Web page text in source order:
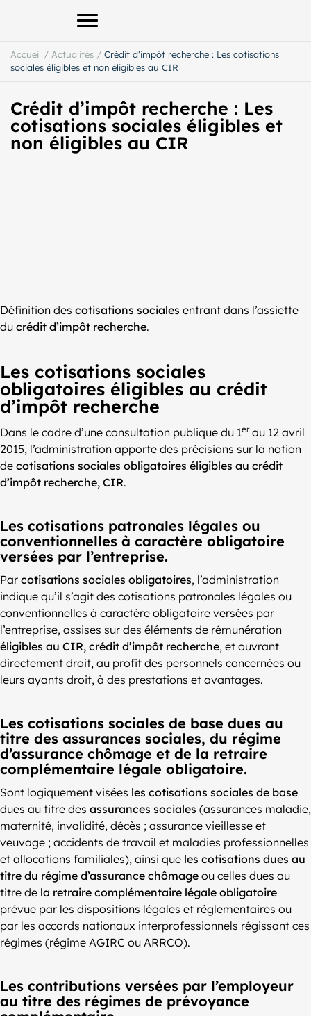
Afficher le menu principal
Accueil / Actualités / Crédit d’impôt recherche : Les cotisations
sociales éligibles et non éligibles au CIR
Crédit d’impôt recherche : Les
cotisations sociales éligibles et
non éligibles au CIR
Définition des cotisations sociales entrant dans l’assiette
du crédit d’impôt recherche.
Les cotisations sociales
obligatoires éligibles au crédit
d’impôt recherche
Dans le cadre d’une consultation publique du 1erau 12 avril
2015, l’administration apporte des précisions sur la notion
de cotisations sociales obligatoires éligibles au crédit
d’impôt recherche, CIR.
Les cotisations patronales légales ou
conventionnelles à caractère obligatoire
versées par l’entreprise.
Par cotisations sociales obligatoires, l’administration
indique qu’il s’agit des cotisations patronales légales ou
conventionnelles à caractère obligatoire versées par
l’entreprise, assises sur des éléments de rémunération
éligibles au CIR, crédit d’impôt recherche, et ouvrant
directement droit, au profit des personnels concernées ou
leurs ayants droit, à des prestations et avantages.
Les cotisations sociales de base dues au
titre des assurances sociales, du régime
d’assurance chômage et de la retraire
complémentaire légale obligatoire.
Sont logiquement visées les cotisations sociales de base
dues au titre des assurances sociales (assurances maladie,
maternité, invalidité, décès ; assurance vieillesse et
veuvage ; accidents de travail et maladies professionnelles
et allocations familiales), ainsi que les cotisations dues au
titre du régime d’assurance chômage ou celles dues au
titre de la retraire complémentaire légale obligatoire
prévue par les dispositions légales et réglementaires ou
par les accords nationaux interprofessionnels régissant ces
régimes (régime AGIRC ou ARRCO).
Les contributions versées par l’employeur
au titre des régimes de prévoyance